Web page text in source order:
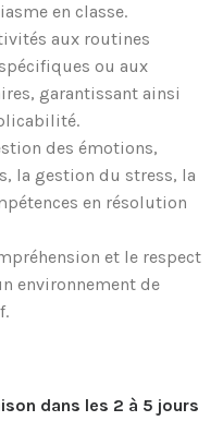
en classe.
aux routines
ou aux
garantissant ainsi
des émotions,
la gestion du stress, la
en résolution
et le respect
environnement de
dans les 2 à 5 jours